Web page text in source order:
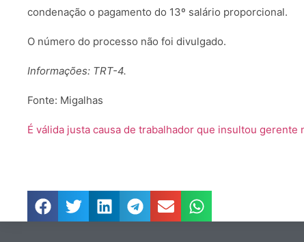
condenação o pagamento do 13º salário proporcional.
O número do processo não foi divulgado.
Informações: TRT-4.
Fonte: Migalhas
É válida justa causa de trabalhador que insultou gerente